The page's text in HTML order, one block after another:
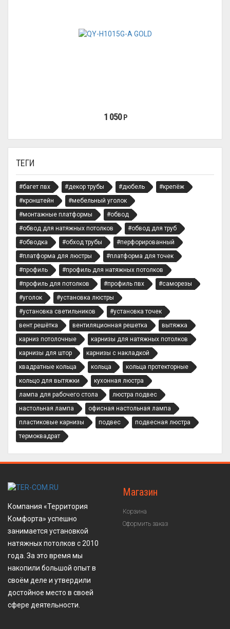
ТЕГИ
#багет пвх #декор трубы #дюбель
#крепёж
#кронштейн
#мебельный уголок
#монтажные платформы
#обвод
#обвод для натяжных потолков
#обвод для труб
#обводка
#обход трубы
#перфорированный
#платформа для люстры
#платформа для точек
#профиль
#профиль для натяжных потолков
#профиль для потолков
#профиль пвх
#саморезы
#уголок
#установка люстры
#установка светильников
#установка точек
вент.решётка
вентиляционная решетка
вытяжка
карниз потолочные
карнизы для натяжных потолков
карнизы для штор
карнизы с накладкой
квадратные кольца
кольца
кольца протекторные
кольцо для вытяжки
кухонная люстра
лампа для рабочего стола
люстра подвес
настольная лампа
офисная настольная лампа
пластиковые карнизы
подвес
подвесная люстра
термоквадрат
1 050 Р
Компания «Территория
Комфорта» успешно
занимается установкой
натяжных потолков с 2010
года. За это время мы
накопили большой опыт в
своём деле и утвердили
достойное место в своей
сфере деятельности.
Магазин
Корзина
Оформить заказ